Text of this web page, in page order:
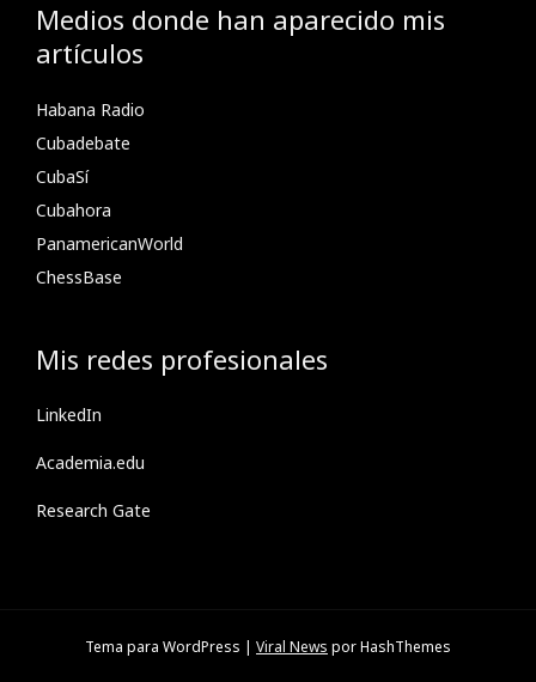
Medios donde han aparecido mis
artículos
Habana Radio
Cubadebate
CubaSí
Cubahora
PanamericanWorld
ChessBase
Mis redes profesionales
LinkedIn
Academia.edu
Research Gate
Tema para WordPress Viral News por HashThemes